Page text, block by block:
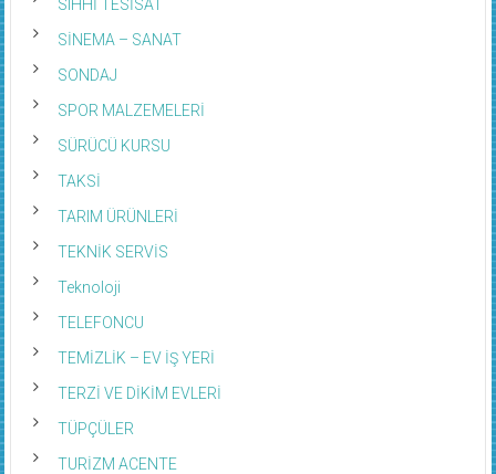
SIHHİ TESİSAT
SİNEMA – SANAT
SONDAJ
SPOR MALZEMELERİ
SÜRÜCÜ KURSU
TAKSİ
TARIM ÜRÜNLERİ
TEKNİK SERVİS
Teknoloji
TELEFONCU
TEMİZLİK – EV İŞ YERİ
TERZİ VE DİKİM EVLERİ
TÜPÇÜLER
TURİZM ACENTE